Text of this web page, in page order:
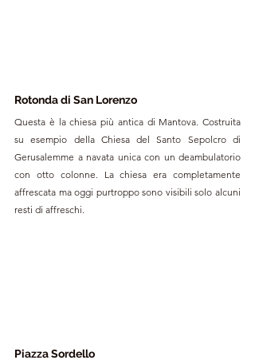
Rotonda di San Lorenzo
Questa è la chiesa più antica di Mantova. Costruita
su esempio della Chiesa del Santo Sepolcro di
Gerusalemme a navata unica con un deambulatorio
con otto colonne. La chiesa era completamente
affrescata ma oggi purtroppo sono visibili solo alcuni
resti di affreschi.
Piazza Sordello